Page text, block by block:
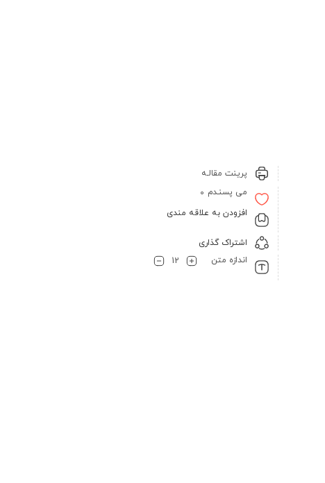
پرینت مقالـه
می پسنـدم 0
افزودن به علاقه مندی
اشتراک گذاری
اندازه متن
12